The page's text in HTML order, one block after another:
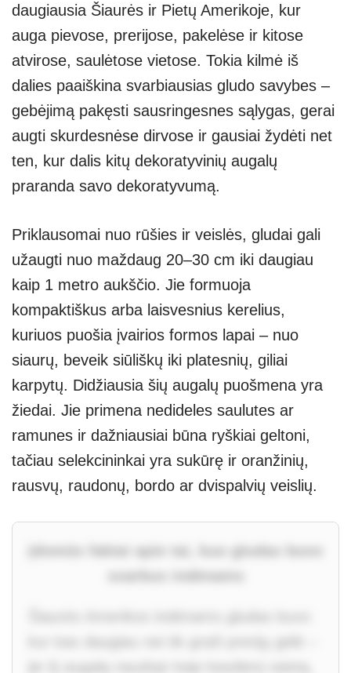
daugiausia Šiaurės ir Pietų Amerikoje, kur
auga pievose, prerijose, pakelėse ir kitose
atvirose, saulėtose vietose. Tokia kilmė iš
dalies paaiškina svarbiausias gludo savybes –
gebėjimą pakęsti sausringesnes sąlygas, gerai
augti skurdesnėse dirvose ir gausiai žydėti net
ten, kur dalis kitų dekoratyvinių augalų
praranda savo dekoratyvumą.
Priklausomai nuo rūšies ir veislės, gludai gali
užaugti nuo maždaug 20–30 cm iki daugiau
kaip 1 metro aukščio. Jie formuoja
kompaktiškus arba laisvesnius kerelius,
kuriuos puošia įvairios formos lapai – nuo
siaurų, beveik siūliškų iki platesnių, giliai
karpytų. Didžiausia šių augalų puošmena yra
žiedai. Jie primena nedideles saulutes ar
ramunes ir dažniausiai būna ryškiai geltoni,
tačiau selekcininkai yra sukūrę ir oranžinių,
rausvų, raudonų, bordo ar dvispalvių veislių.
Įdomūs faktai apie tai, kuo gludas buvo
svarbus indėnams